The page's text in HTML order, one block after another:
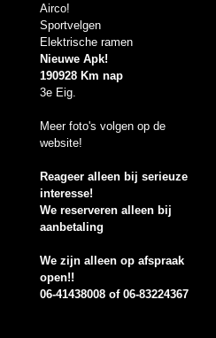
Airco!
Sportvelgen
Elektrische ramen
Nieuwe Apk!
190928 Km nap
3e Eig.
Meer foto's volgen op de
website!
Reageer alleen bij serieuze
interesse!
We reserveren alleen bij
aanbetaling
We zijn alleen op afspraak
open!!
06-41438008 of 06-83224367